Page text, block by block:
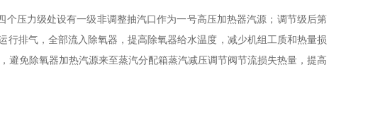
压力级处设有一级非调整抽汽口作为一号高压加热器汽源；调节级后第
排气，全部流入除氧器，提高除氧器给水温度，减少机组工质和热量损
避免除氧器加热汽源来至蒸汽分配箱蒸汽减压调节阀节流损失热量，提高